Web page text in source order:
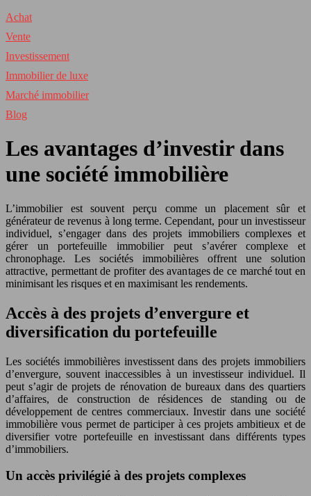
Achat
Vente
Investissement
Immobilier de luxe
Marché immobilier
Blog
Les avantages d’investir dans
une société immobilière
L’immobilier est souvent perçu comme un placement sûr et
générateur de revenus à long terme. Cependant, pour un investisseur
individuel, s’engager dans des projets immobiliers complexes et
gérer un portefeuille immobilier peut s’avérer complexe et
chronophage. Les sociétés immobilières offrent une solution
attractive, permettant de profiter des avantages de ce marché tout en
minimisant les risques et en maximisant les rendements.
Accès à des projets d’envergure et
diversification du portefeuille
Les sociétés immobilières investissent dans des projets immobiliers
d’envergure, souvent inaccessibles à un investisseur individuel. Il
peut s’agir de projets de rénovation de bureaux dans des quartiers
d’affaires, de construction de résidences de standing ou de
développement de centres commerciaux. Investir dans une société
immobilière vous permet de participer à ces projets ambitieux et de
diversifier votre portefeuille en investissant dans différents types
d’immobiliers.
Un accès privilégié à des projets complexes